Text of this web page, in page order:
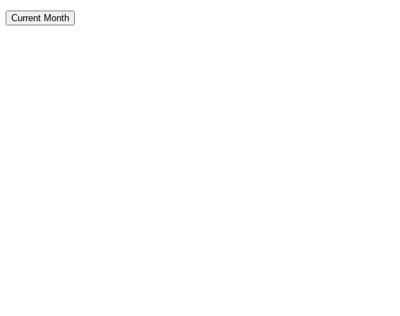
Current Month